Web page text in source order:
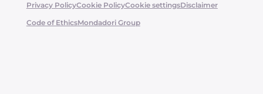
Privacy PolicyCookie PolicyCookie settingsDisclaimer
Code of EthicsMondadori Group